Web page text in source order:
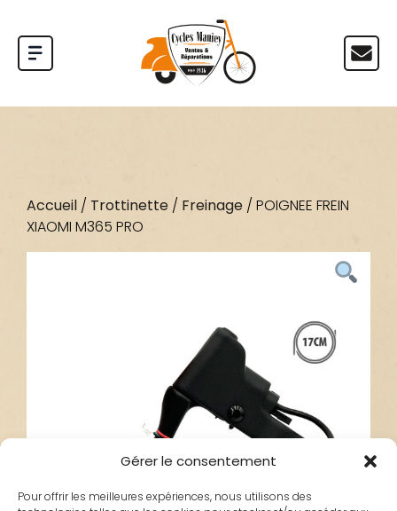
Gérer le consentement
Pour offrir les meilleures expériences, nous utilisons des
Accueil / Trottinette / Freinage / POIGNEE FREIN
XIAOMI M365 PRO